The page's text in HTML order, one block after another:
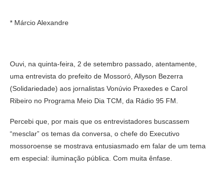
* Márcio Alexandre
Ouvi, na quinta-feira, 2 de setembro passado, atentamente,
uma entrevista do prefeito de Mossoró, Allyson Bezerra
(Solidariedade) aos jornalistas Vonúvio Praxedes e Carol
Ribeiro no Programa Meio Dia TCM, da Rádio 95 FM.
Percebi que, por mais que os entrevistadores buscassem
“mesclar” os temas da conversa, o chefe do Executivo
mossoroense se mostrava entusiasmado em falar de um tema
em especial: iluminação pública. Com muita ênfase.